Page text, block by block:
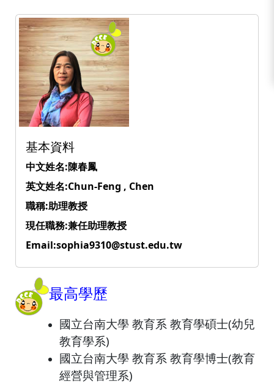
基本資料
中文姓名:陳春鳳
英文姓名:Chun-Feng , Chen
職稱:助理教授
現任職務:兼任助理教授
Email:sophia9310@stust.edu.tw
最高學歷
國立台南大學 教育系 教育學碩士(幼兒
教育學系)
國立台南大學 教育系 教育學博士(教育
經營與管理系)